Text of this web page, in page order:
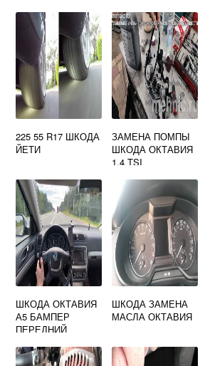
225 55 R17 ШКОДА
ЙЕТИ
ЗАМЕНА ПОМПЫ
ШКОДА ОКТАВИЯ
1.4 TSI
ШКОДА ОКТАВИЯ
А5 БАМПЕР
ПЕРЕДНИЙ
ШКОДА ЗАМЕНА
МАСЛА ОКТАВИЯ